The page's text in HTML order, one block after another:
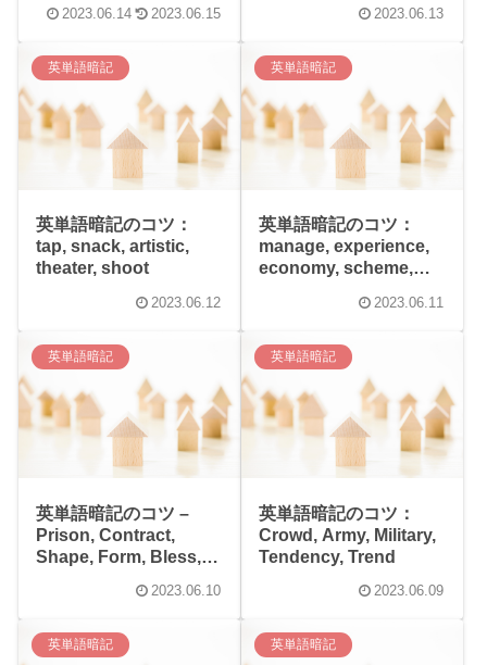
eventually
2023.06.14 2023.06.15 2023.06.13
英単語暗記
英単語暗記のコツ：
tap, snack, artistic,
theater, shoot
2023.06.12
英単語暗記
英単語暗記のコツ：
manage, experience,
economy, scheme,
2023.06.11
英単語暗記
英単語暗記のコツ –
Prison, Contract,
Shape, Form, Bless,
2023.06.10
英単語暗記
英単語暗記のコツ：
Crowd, Army, Military,
Tendency, Trend
2023.06.09
英単語暗記 英単語暗記